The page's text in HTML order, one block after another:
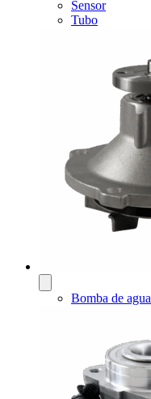
Sensor
Tubo
Bomba de agua